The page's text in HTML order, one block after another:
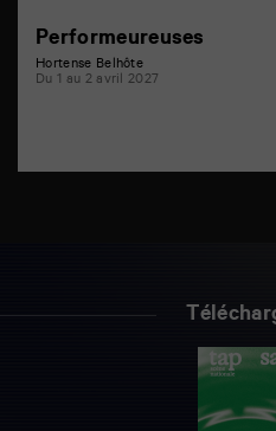
Performeureuses
Hortense Belhôte
Du 1 au 2 avril 2027